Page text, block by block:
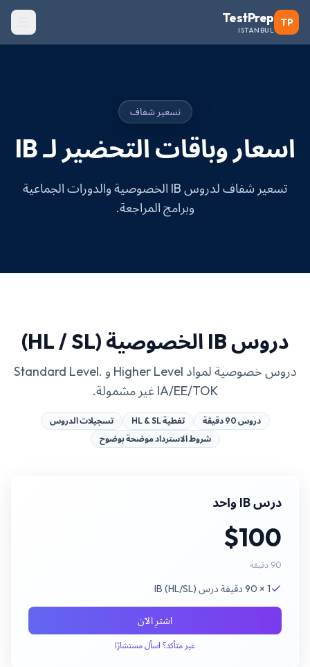
TP
TestPrep
ISTANBUL
تسعير شفاف
اسعار وباقات التحضير لـ IB
تسعير شفاف لدروس IB الخصوصية والدورات الجماعية
وبرامج المراجعة.
دروس IB الخصوصية (HL / SL)
دروس خصوصية لمواد Higher Level و Standard Level.
IA/EE/TOK غير مشمولة.
دروس 90 دقيقة تغطية HL & SL
تسجيلات الدروس
شروط الاسترداد موضحة بوضوح
درس IB واحد
$100
90 دقيقة
1 × 90 دقيقة درس IB (HL/SL)
اشترِ الآن
غير متأكد؟ اسأل مستشارًا